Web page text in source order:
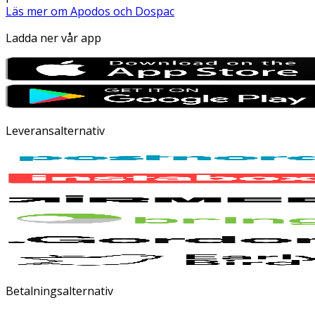
Läs mer om Apodos och Dospac
Ladda ner vår app
Leveransalternativ
Betalningsalternativ